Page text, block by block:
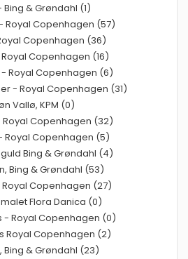
Bing & Grøndahl (1)
Royal Copenhagen (57)
Copenhagen (36)
Copenhagen (16)
Royal Copenhagen (6)
- Royal Copenhagen (31)
Vallø, KPM (0)
Royal Copenhagen (32)
Royal Copenhagen (5)
Bing & Grøndahl (4)
Bing & Grøndahl (53)
Copenhagen (27)
Flora Danica (0)
Royal Copenhagen (0)
Royal Copenhagen (2)
Bing & Grøndahl (23)